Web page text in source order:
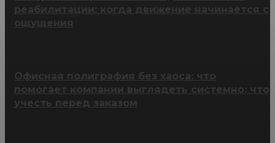
ощущения
Офисная полиграфия без хаоса: что
помогает компании выглядеть системно: что
учесть перед заказом